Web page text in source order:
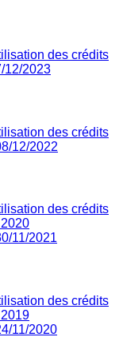
des crédits
12/2023
des crédits
12/2022
des crédits
11/2021
des crédits
11/2020